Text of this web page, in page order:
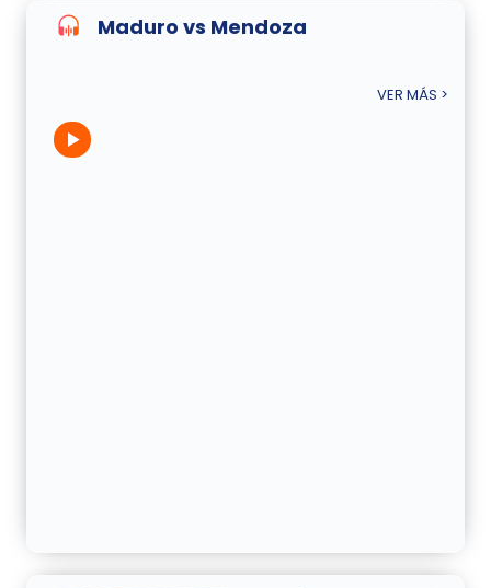
Maduro vs Mendoza
VER MÁS >